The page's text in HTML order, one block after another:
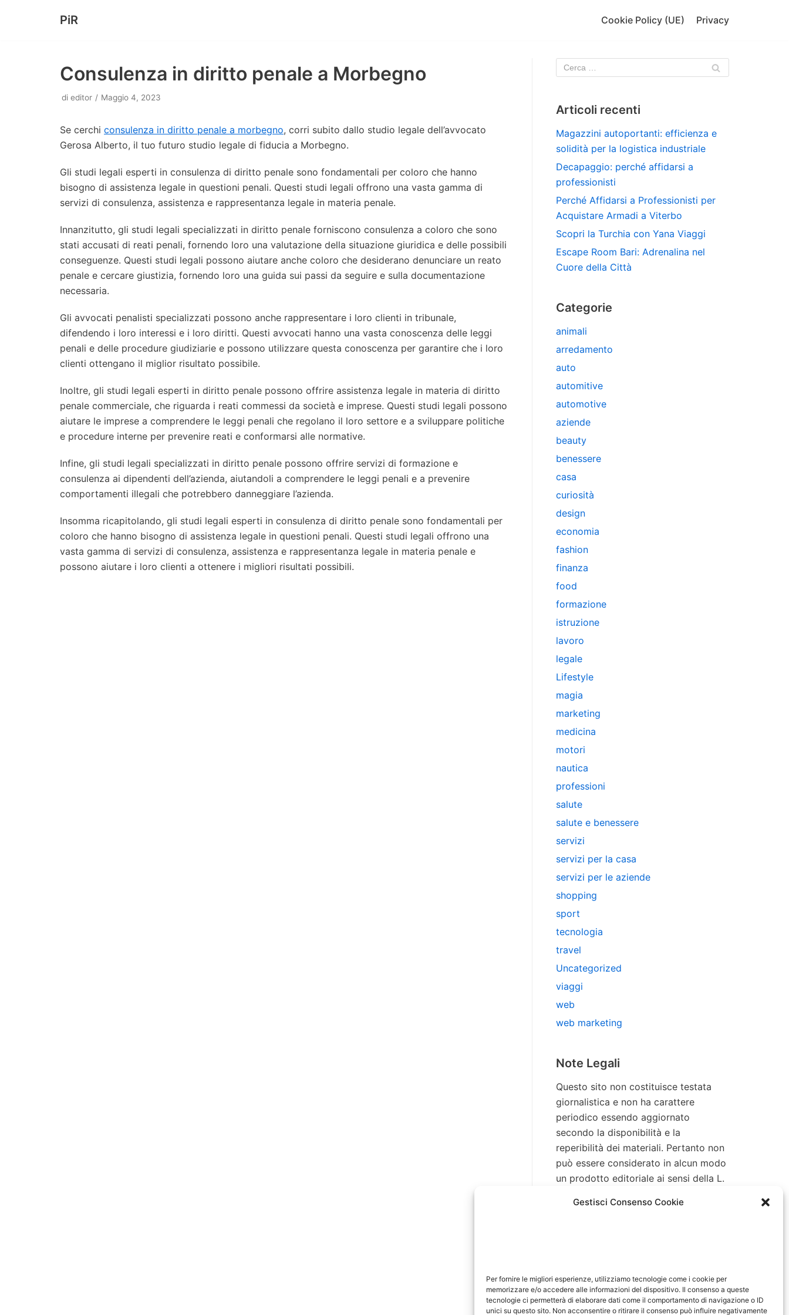
Gestisci Consenso Cookie
Per fornire le migliori esperienze, utilizziamo tecnologie come i cookie per
memorizzare e/o accedere alle informazioni del dispositivo. Il consenso a queste
tecnologie ci permetterà di elaborare dati come il comportamento di navigazione o ID
unici su questo sito. Non acconsentire o ritirare il consenso può influire negativamente
PiR Cookie Policy (UE) Privacy
Consulenza in diritto penale a Morbegno
di editor Maggio 4, 2023
Se cerchi consulenza in diritto penale a morbegno, corri subito dallo studio legale dell’avvocato
Gerosa Alberto, il tuo futuro studio legale di fiducia a Morbegno.
Gli studi legali esperti in consulenza di diritto penale sono fondamentali per coloro che hanno
bisogno di assistenza legale in questioni penali. Questi studi legali offrono una vasta gamma di
servizi di consulenza, assistenza e rappresentanza legale in materia penale.
Innanzitutto, gli studi legali specializzati in diritto penale forniscono consulenza a coloro che sono
stati accusati di reati penali, fornendo loro una valutazione della situazione giuridica e delle possibili
conseguenze. Questi studi legali possono aiutare anche coloro che desiderano denunciare un reato
penale e cercare giustizia, fornendo loro una guida sui passi da seguire e sulla documentazione
necessaria.
Gli avvocati penalisti specializzati possono anche rappresentare i loro clienti in tribunale,
difendendo i loro interessi e i loro diritti. Questi avvocati hanno una vasta conoscenza delle leggi
penali e delle procedure giudiziarie e possono utilizzare questa conoscenza per garantire che i loro
clienti ottengano il miglior risultato possibile.
Inoltre, gli studi legali esperti in diritto penale possono offrire assistenza legale in materia di diritto
penale commerciale, che riguarda i reati commessi da società e imprese. Questi studi legali possono
aiutare le imprese a comprendere le leggi penali che regolano il loro settore e a sviluppare politiche
e procedure interne per prevenire reati e conformarsi alle normative.
Infine, gli studi legali specializzati in diritto penale possono offrire servizi di formazione e
consulenza ai dipendenti dell’azienda, aiutandoli a comprendere le leggi penali e a prevenire
comportamenti illegali che potrebbero danneggiare l’azienda.
Insomma ricapitolando, gli studi legali esperti in consulenza di diritto penale sono fondamentali per
coloro che hanno bisogno di assistenza legale in questioni penali. Questi studi legali offrono una
vasta gamma di servizi di consulenza, assistenza e rappresentanza legale in materia penale e
possono aiutare i loro clienti a ottenere i migliori risultati possibili.
Articoli recenti
Magazzini autoportanti: efficienza e
solidità per la logistica industriale
Decapaggio: perché affidarsi a
professionisti
Perché Affidarsi a Professionisti per
Acquistare Armadi a Viterbo
Scopri la Turchia con Yana Viaggi
Escape Room Bari: Adrenalina nel
Cuore della Città
Categorie
animali
arredamento
auto
automitive
automotive
aziende
beauty
benessere
casa
curiosità
design
economia
fashion
finanza
food
formazione
istruzione
lavoro
legale
Lifestyle
magia
marketing
medicina
motori
nautica
professioni
salute
salute e benessere
servizi
servizi per la casa
servizi per le aziende
shopping
sport
tecnologia
travel
Uncategorized
viaggi
web
web marketing
Note Legali
Questo sito non costituisce testata
giornalistica e non ha carattere
periodico essendo aggiornato
secondo la disponibilità e la
reperibilità dei materiali. Pertanto non
può essere considerato in alcun modo
un prodotto editoriale ai sensi della L.
riportati appartengono ai legittimi
rispettivi titolari o marchi registrati
d’altre società e sono stati utilizzati a